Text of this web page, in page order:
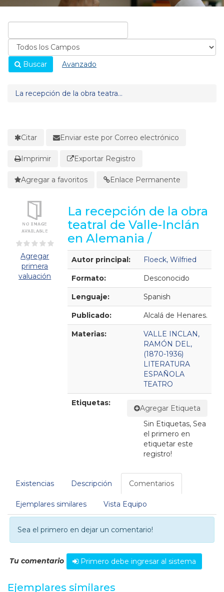
Buscar Avanzado
La recepción de la obra teatra...
Citar Enviar este por Correo electrónico
Imprimir Exportar Registro
Agregar a favoritos Enlace Permanente
Agregar
primera
valuación
La recepción de la obra
teatral de Valle-Inclán
en Alemania /
Detalles Bibliográficos
Autor principal: Floeck, Wilfried
Formato: Desconocido
Lenguaje: Spanish
Publicado: Alcalá de Henares.
Materias:
VALLE INCLAN,
RAMÓN DEL,
(1870-1936)
LITERATURA
ESPAÑOLA
TEATRO
Etiquetas:
Agregar Etiqueta
Sin Etiquetas, Sea
el primero en
etiquetar este
registro!
Existencias Descripción Comentarios
Ejemplares similares Vista Equipo
Sea el primero en dejar un comentario!
Tu comentario Primero debe ingresar al sistema
Ejemplares similares